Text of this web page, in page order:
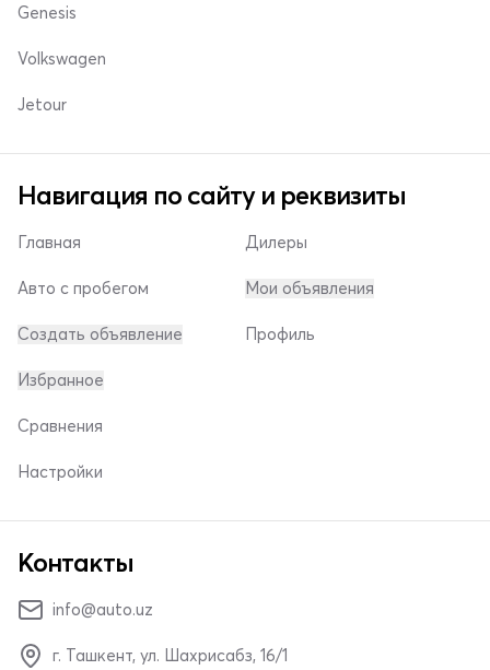
Genesis
Volkswagen
Jetour
Навигация по сайту и реквизиты
Главная
Авто с пробегом
Создать объявление
Дилеры
Мои объявления
Профиль
Избранное
Сравнения
Настройки
Контакты
info@auto.uz
г. Ташкент, ул. Шахрисабз, 16/1